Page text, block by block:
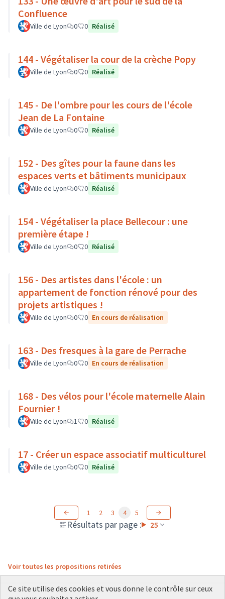
Confluence
Ville de Lyon 0 0 Réalisé
144 - Végétaliser la cour de la crèche Popy
Ville de Lyon 0 0 Réalisé
145 - De l'ombre pour les cours de l'école
Jean de La Fontaine
Ville de Lyon 0 0 Réalisé
152 - Des gîtes pour la faune dans les
espaces verts et bâtiments municipaux
Ville de Lyon 0 0 Réalisé
154 - Végétaliser la place Bellecour : une
première étape !
Ville de Lyon 0 0 Réalisé
156 - Des artistes dans l'école : un
appartement de fonction rénové pour des
projets artistiques !
Ville de Lyon 0 0 En cours de réalisation
163 - Des fresques à la gare de Perrache
Ville de Lyon 0 0 En cours de réalisation
168 - Des vélos pour l'école maternelle Alain
Fournier !
Ville de Lyon 1 0 Réalisé
17 - Créer un espace associatif multiculturel
Ville de Lyon 0 0 Réalisé
Résultats par page : 25
1 2 3 4 5
Voir toutes les propositions retirées
Ce site utilise des cookies et vous donne le contrôle sur ceux